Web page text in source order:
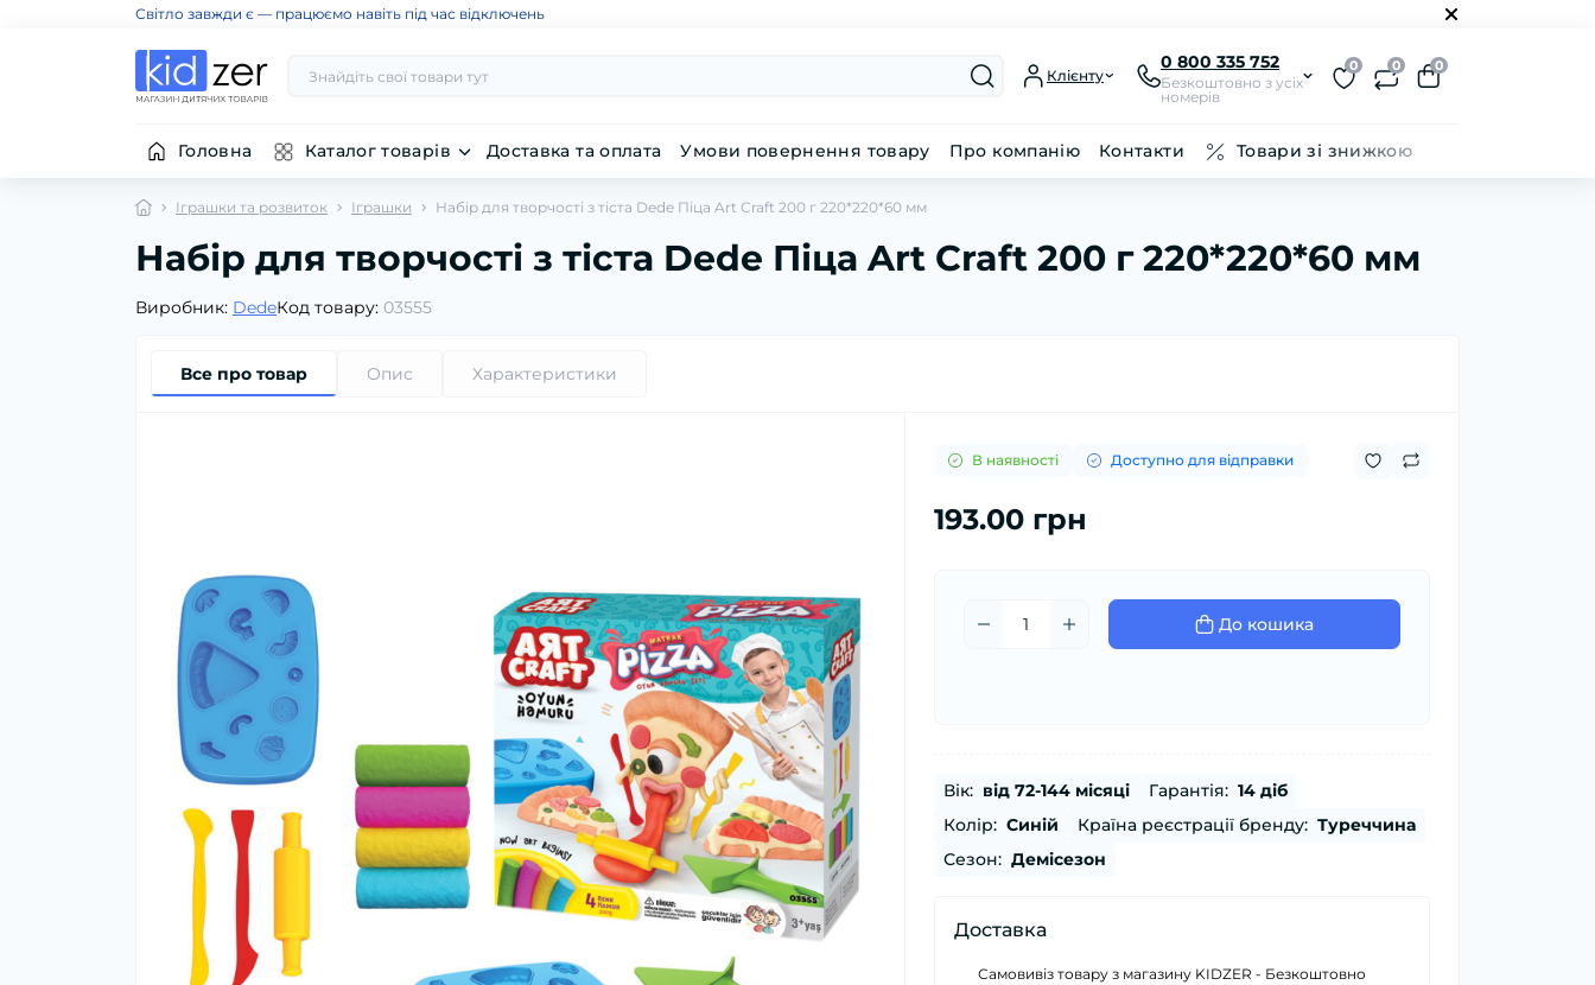
Світло завжди є — працюємо навіть під час відключень
Клієнту
0 800 335 752
Безкоштовно з усіх
номерів
0 0 0
Головна Каталог товарів Доставка та оплата Умови повернення товару Про компанію Контакти Товари зі знижкою
Іграшки та розвиток Іграшки Набір для творчості з тіста Dede Піца Art Craft 200 г 220*220*60 мм
Набір для творчості з тіста Dede Піца Art Craft 200 г 220*220*60 мм
Виробник: DedeКод товару: 03555
Все про товар Опис Характеристики
В наявності Доступно для відправки
193.00 грн
До кошика
Вік: від 72-144 місяці Гарантія: 14 діб
Колір: Синій Країна реєстрації бренду: Туреччина
Сезон: Демісезон
Доставка
Самовивіз товару з магазину KIDZER - Безкоштовно